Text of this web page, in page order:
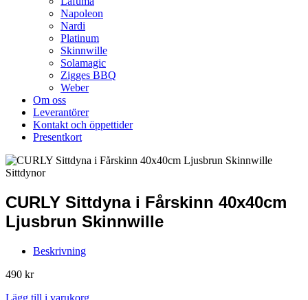
Napoleon
Nardi
Platinum
Skinnwille
Solamagic
Zigges BBQ
Weber
Om oss
Leverantörer
Kontakt och öppettider
Presentkort
CURLY Sittdyna i Fårskinn 40x40cm
Ljusbrun Skinnwille
Beskrivning
490 kr
Lägg till i varukorg